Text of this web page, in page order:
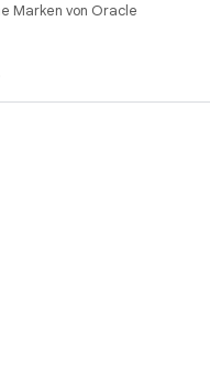
Marken von Oracle